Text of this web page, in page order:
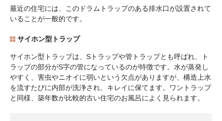
最近の住宅には、このドラムトラップのある排水口が設置されて
いることが一般的です。
サイホン型トラップ
サイホン型トラップは、Sトラップや管トラップとも呼ばれ、ト
ラップの部分がS字の管になっているのが特徴です。水が蒸発し
やすく、害虫やニオイに弱いという欠点がありますが、構造上水
を流すたびに内部が洗浄され、キレイに保てます。ワントラップ
と同様、築年数が比較的古い住宅のお風呂によく見られます。